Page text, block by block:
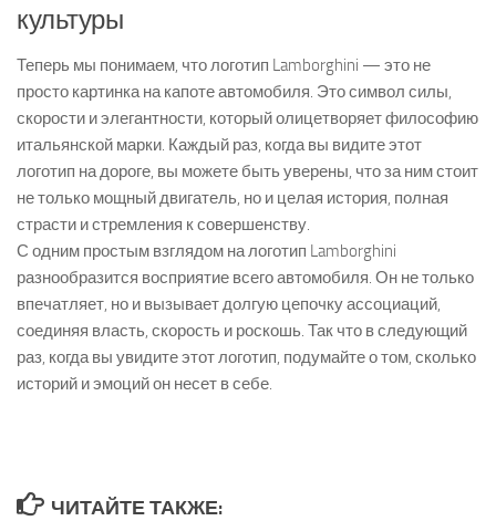
культуры
Теперь мы понимаем, что логотип Lamborghini — это не
просто картинка на капоте автомобиля. Это символ силы,
скорости и элегантности, который олицетворяет философию
итальянской марки. Каждый раз, когда вы видите этот
логотип на дороге, вы можете быть уверены, что за ним стоит
не только мощный двигатель, но и целая история, полная
страсти и стремления к совершенству.
С одним простым взглядом на логотип Lamborghini
разнообразится восприятие всего автомобиля. Он не только
впечатляет, но и вызывает долгую цепочку ассоциаций,
соединяя власть, скорость и роскошь. Так что в следующий
раз, когда вы увидите этот логотип, подумайте о том, сколько
историй и эмоций он несет в себе.
ЧИТАЙТЕ ТАКЖЕ: